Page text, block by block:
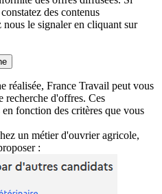
des contenus
le signaler en cliquant sur
réalisée, France Travail peut vous
recherche d'offres. Ces
fonction des critères que vous
un métier d'ouvrier agricole,
: